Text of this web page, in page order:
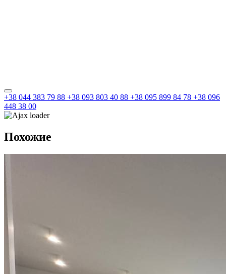
+38 044 383 79 88 +38 093 803 40 88 +38 095 899 84 78 +38 096
448 38 00
Похожие